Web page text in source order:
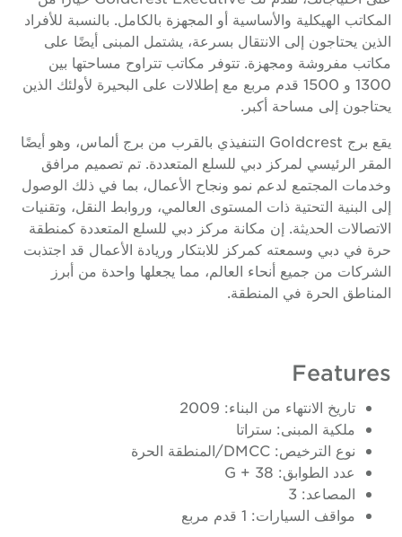
المكاتب الهيكلية والأساسية أو المجهزة بالكامل. بالنسبة للأفراد
الذين يحتاجون إلى الانتقال بسرعة، يشتمل المبنى أيضًا على
مكاتب مفروشة ومجهزة. تتوفر مكاتب تتراوح مساحتها بين
1300 و 1500 قدم مربع مع إطلالات على البحيرة لأولئك الذين
يحتاجون إلى مساحة أكبر.
يقع برج Goldcrest التنفيذي بالقرب من برج ألماس، وهو أيضًا
المقر الرئيسي لمركز دبي للسلع المتعددة. تم تصميم مرافق
وخدمات المجتمع لدعم نمو ونجاح الأعمال، بما في ذلك الوصول
إلى البنية التحتية ذات المستوى العالمي، وروابط النقل، وتقنيات
الاتصالات الحديثة. إن مكانة مركز دبي للسلع المتعددة كمنطقة
حرة في دبي وسمعته كمركز للابتكار وريادة الأعمال قد اجتذبت
الشركات من جميع أنحاء العالم، مما يجعلها واحدة من أبرز
المناطق الحرة في المنطقة.
Features
تاريخ الانتهاء من البناء: 2009
ملكية المبنى: ستراتا
نوع الترخيص: DMCC/المنطقة الحرة
عدد الطوابق: G + 38
المصاعد: 3
مواقف السيارات: 1 قدم مربع